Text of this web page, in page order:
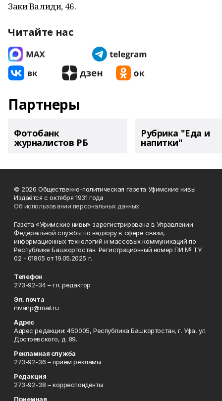
Заки Валиди, 46.
Читайте нас
Партнеры
Фотобанк
журналистов РБ
Рубрика "Еда и
напитки"
© 2026 Общественно-политическая газета Уфимские нивы.
Издаётся с октября 1931 года
Об использовании персональных данных
Газета «Уфимские нивы» зарегистрирована в Управлении
Федеральной службы по надзору в сфере связи,
информационных технологий и массовых коммуникаций по
Республике Башкортостан. Регистрационный номер ПИ № ТУ
02 - 01805 от 19.05.2025 г.
Телефон
273-92-34 – гл. редактор
Эл. почта
nivanp@mail.ru
Адрес
Адрес редакции: 450005, Республика Башкортостан, г. Уфа, ул.
Достоевского, д. 89.
Рекламная служба
273-92-36 – приём рекламы
Редакция
273-92-38 – корреспонденты
Приемная